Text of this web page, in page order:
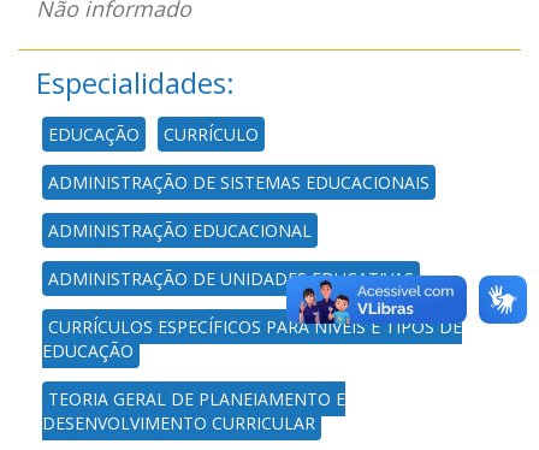
Não informado
Especialidades:
EDUCAÇÃO CURRÍCULO
ADMINISTRAÇÃO DE SISTEMAS EDUCACIONAIS
ADMINISTRAÇÃO EDUCACIONAL
ADMINISTRAÇÃO DE UNIDADES EDUCATIVAS
CURRÍCULOS ESPECÍFICOS PARA NÍVEIS E TIPOS DE
EDUCAÇÃO
TEORIA GERAL DE PLANEJAMENTO E
DESENVOLVIMENTO CURRICULAR